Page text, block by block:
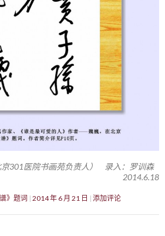
京301医院书画苑负责人） 录入：罗训森
2014.6.18
》题词 2014 年 6 月 21 日 添加评论